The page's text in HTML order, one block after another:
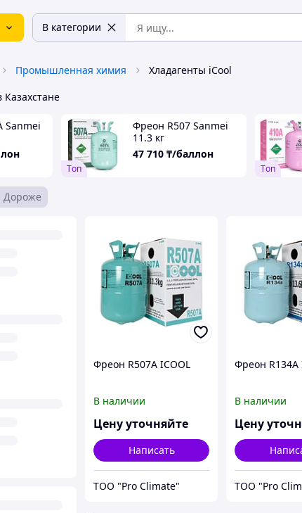
В категории
Промышленная химия Хладагенты iCool
Казахстане
Sanmei
Tоп
Фреон R507 Sanmei
11.3 кг
47 710 ₸/баллон
Tоп
Дороже
Фреон R507A ICOOL
В наличии
Цену уточняйте
Написать
ТОО "Pro Climate"
Фреон R134A
В наличии
Цену
ТОО "Pro